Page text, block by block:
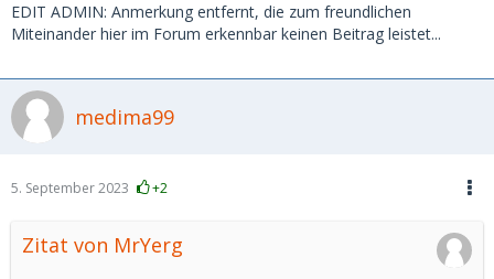
EDIT ADMIN: Anmerkung entfernt, die zum freundlichen
Miteinander hier im Forum erkennbar keinen Beitrag leistet...
medima99
5. September 2023 +2
Zitat von MrYerg